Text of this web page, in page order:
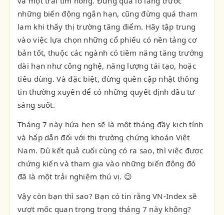
những biến động ngắn hạn, cũng đừng quá tham
lam khi thấy thị trường tăng điểm. Hãy tập trung
vào việc lựa chọn những cổ phiếu có nền tảng cơ
bản tốt, thuộc các ngành có tiềm năng tăng trưởng
dài hạn như công nghệ, năng lượng tái tạo, hoặc
tiêu dùng. Và đặc biệt, đừng quên cập nhật thông
tin thường xuyên để có những quyết định đầu tư
sáng suốt.
Tháng 7 này hứa hẹn sẽ là một tháng đầy kịch tính
và hấp dẫn đối với thị trường chứng khoán Việt
Nam. Dù kết quả cuối cùng có ra sao, thì việc được
chứng kiến và tham gia vào những biến động đó
đã là một trải nghiệm thú vị. 😉
Vậy còn bạn thì sao? Bạn có tin rằng VN-Index sẽ
vượt mốc quan trọng trong tháng 7 này không?